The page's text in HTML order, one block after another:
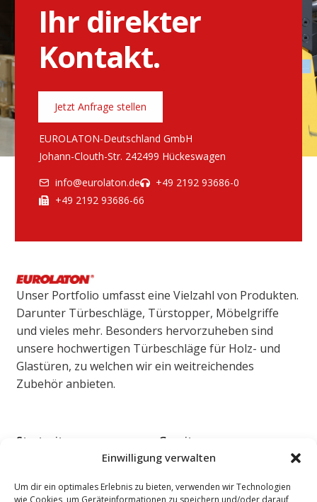
Einwilligung verwalten
Um dir ein optimales Erlebnis zu bieten, verwenden wir Technologien
wie Cookies, um Geräteinformationen zu speichern und/oder darauf
Ihr direkter
Kontakt.
Jetzt Anfrage stellen
EUROLATON-Deutschland GmbH
Johann-Clouth-Str. 242499 Hückeswagen
info@eurolaton.de
+49 2192 93686-0
+49 2192 93686-66
Unser Portfolio umfasst eine Vielzahl von Produkten.
Darunter Türbeschläge, Türstopper, Möbelgriffe
und vieles mehr. Besonders hervorzuheben sind
unsere hochwertigen Türbeschläge für Holz- und
Glastüren, zu welchen wir ein weitreichendes
Zubehör anbieten.
Startseite
Kundenbereich
Garnituren
Design Griffe
Black Frosted